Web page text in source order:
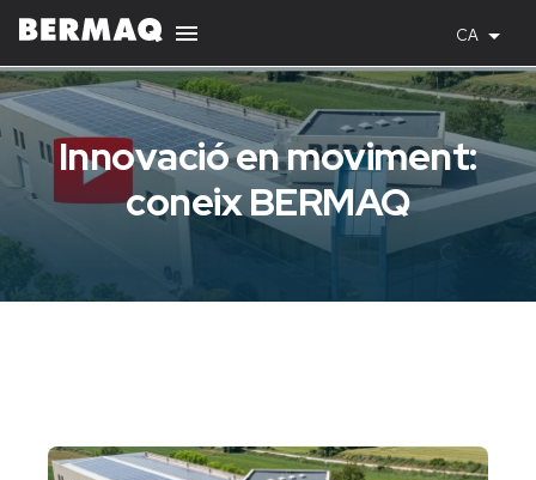
CA
Innovació en moviment:
coneix BERMAQ